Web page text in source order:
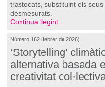
trastocats, substituint els
desmesurats.
Continua llegint...
Número 162 (febrer de 2026)
‘Storytelling’
alternativa basada
creativitat